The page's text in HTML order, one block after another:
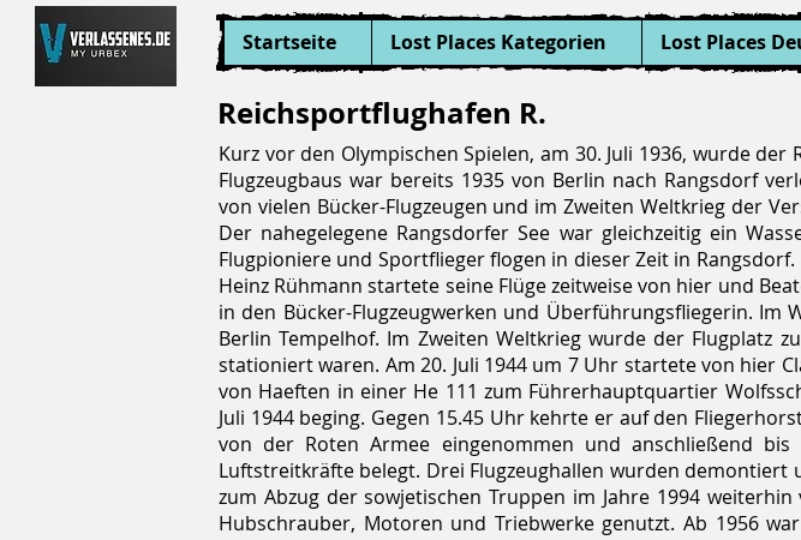
Startseite Lost Places Kategorien Lost Places
Reichsportflughafen R.
Kurz vor den Olympischen Spielen, am 30. Juli 1936, wurde
Flugzeugbaus war bereits 1935 von Berlin nach Rangsdorf
von vielen Bücker-Flugzeugen und im Zweiten Weltkrieg der
Der nahegelegene Rangsdorfer See war gleichzeitig ein
Flugpioniere und Sportflieger flogen in dieser Zeit in
Heinz Rühmann startete seine Flüge zeitweise von hier und
in den Bücker-Flugzeugwerken und Überführungsfliegerin. Im
Berlin Tempelhof. Im Zweiten Weltkrieg wurde der Flugplatz
stationiert waren. Am 20. Juli 1944 um 7 Uhr startete von hier
von Haeften in einer He 111 zum Führerhauptquartier
Juli 1944 beging. Gegen 15.45 Uhr kehrte er auf den
von der Roten Armee eingenommen und anschließend bis
Luftstreitkräfte belegt. Drei Flugzeughallen wurden
zum Abzug der sowjetischen Truppen im Jahre 1994
Hubschrauber, Motoren und Triebwerke genutzt. Ab 1956